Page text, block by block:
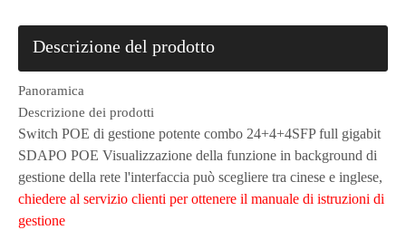
Descrizione del prodotto
Panoramica
Descrizione dei prodotti
Switch POE di gestione potente combo 24+4+4SFP full gigabit
SDAPO POE Visualizzazione della funzione in background di
gestione della rete l'interfaccia può scegliere tra cinese e inglese,
chiedere al servizio clienti per ottenere il manuale di istruzioni di
gestione